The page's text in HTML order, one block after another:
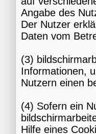
Angabe des
Der Nutzer
Daten vom
(3)
Informationen,
Nutzern einen
(4) Sofern ein
Hilfe eines